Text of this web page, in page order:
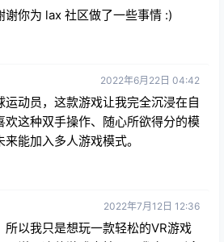
迫不及待地想看到六月份发布的守门
待地想玩第二版了！推荐学习向墙扔
谢你为 lax 社区做了一些事情 :)